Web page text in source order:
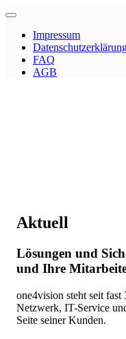
Impressum
FAQ
AGB
Aktuell
Lösungen und
und Ihre
one4vision steht seit fast
Netzwerk, IT-Service
Seite seiner Kunden.